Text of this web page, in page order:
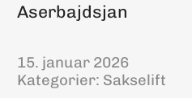
Aserbajdsjan
15. januar 2026
Kategorier: Sakselift